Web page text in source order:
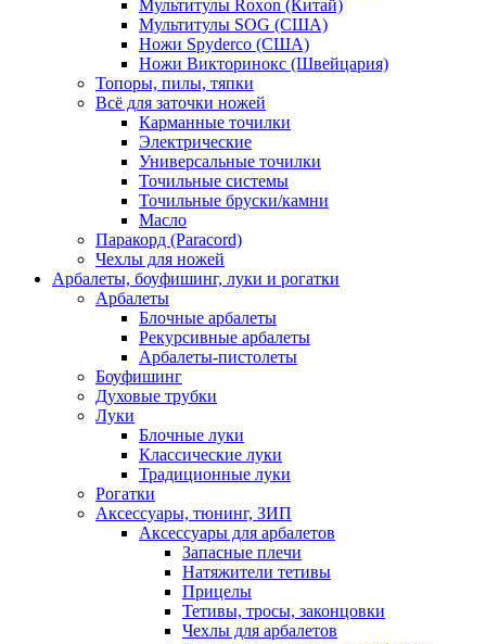
Мультитулы Roxon (Китай)
Мультитулы SOG (США)
Ножи Spyderco (США)
Ножи Викторинокс (Швейцария)
Топоры, пилы, тяпки
Всё для заточки ножей
Карманные точилки
Электрические
Универсальные точилки
Точильные системы
Точильные бруски/камни
Масло
Паракорд (Paracord)
Чехлы для ножей
Арбалеты, боуфишинг, луки и рогатки
Арбалеты
Блочные арбалеты
Рекурсивные арбалеты
Арбалеты-пистолеты
Боуфишинг
Духовые трубки
Луки
Блочные луки
Классические луки
Традиционные луки
Рогатки
Аксессуары, тюнинг, ЗИП
Аксессуары для арбалетов
Запасные плечи
Натяжители тетивы
Прицелы
Тетивы, тросы, законцовки
Чехлы для арбалетов